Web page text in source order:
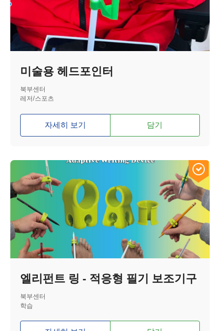
미술용 헤드포인터
북부센터
레저/스포츠
자세히 보기 담기
엘리펀트 링 - 적응형 필기 보조기구
북부센터
학습